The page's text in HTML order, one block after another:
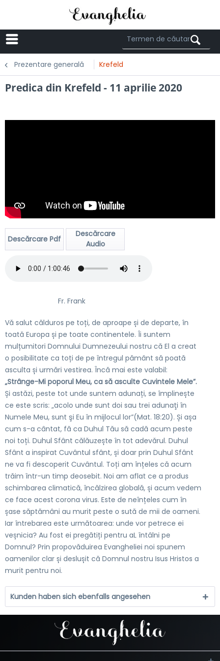
Prezentare generală Krefeld
Predica din Krefeld - 11 aprilie 2020
Descărcare Pdf
Descărcare
Audio
Fr. Frank
Vă salut călduros pe toți, de aproape și de departe, în
toată Europa și pe toate continentele. Îi suntem
mulțumitori Domnului Dumnezeului nostru că El a creat
o posibilitate ca toți de pe întregul pământ să poată
asculta și urmări vestirea. Încă mai este valabil:
„Strânge-Mi poporul Meu, ca să asculte Cuvintele Mele”.
Și astăzi, peste tot unde suntem adunați, se împlinește
ce este scris: „acolo unde sunt doi sau trei adunaţi în
Numele Meu, sunt şi Eu în mijlocul lor”(Mat. 18:20). Și așa
cum s-a cântat, fă ca Duhul Tău să cadă acum peste
noi toți. Duhul Sfânt călăuzește în tot adevărul. Duhul
Sfânt a inspirat Cuvântul sfânt, și doar prin Duhul Sfânt
ne va fi descoperit Cuvântul. Toți am înțeles că acum
trăim într-un timp deosebit. Noi am aflat ce a produs
schimbarea climatică, încălzirea globală, și acum vedem
ce face acest corona virus. Este de neînțeles cum în
șase săptămâni au murit peste o sută de mii de oameni.
Iar întrebarea este următoarea: unde vor petrece ei
veșnicia? Au fost ei pregătiți pentru aL întâlni pe
Domnul? Prin propovăduirea Evangheliei noi spunem
oamenilor clar și deslușit că Domnul nostru Isus Hristos a
murit pentru noi.
Kunden haben sich ebenfalls angesehen